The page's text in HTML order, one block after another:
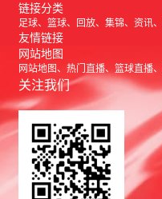
链接分类
足球 篮球 回放 集锦 资讯
友情链接
网站地图
网站地图 热门直播 篮球直播
关注我们